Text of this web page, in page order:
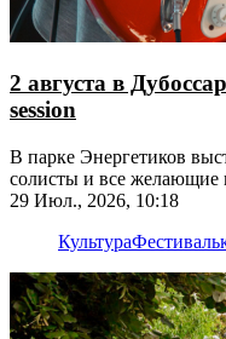
2 августа в
session
В парке Энергетиков
солисты и все желающие
импровизации
29 Июл., 2026, 10:18
КультураФестиваль